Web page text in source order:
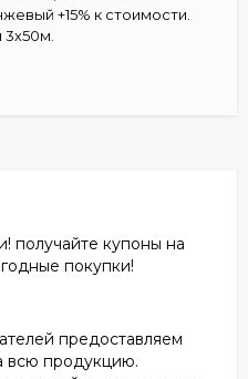
+15% к стоимости.
получайте купоны на
покупки!
предоставляем
всю продукцию.